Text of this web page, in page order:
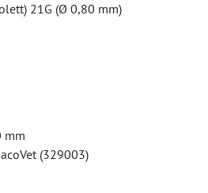
21G (Ø 0,80 mm)
mm
(329003)